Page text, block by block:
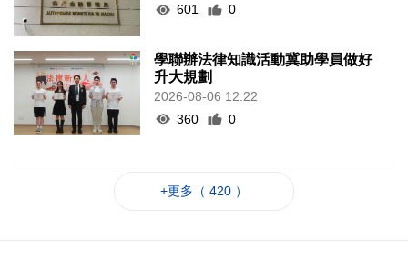
601
0
學聯辦法律知識活動冀助學員做好
升大規劃
2026-08-06 12:22
360
0
+更多（ 420 ）